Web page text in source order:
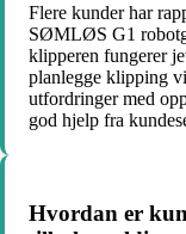
Flere kunder har
SØMLØS G1
klipperen fungerer
planlegge klipping
utfordringer med
god hjelp fra
Hvordan er